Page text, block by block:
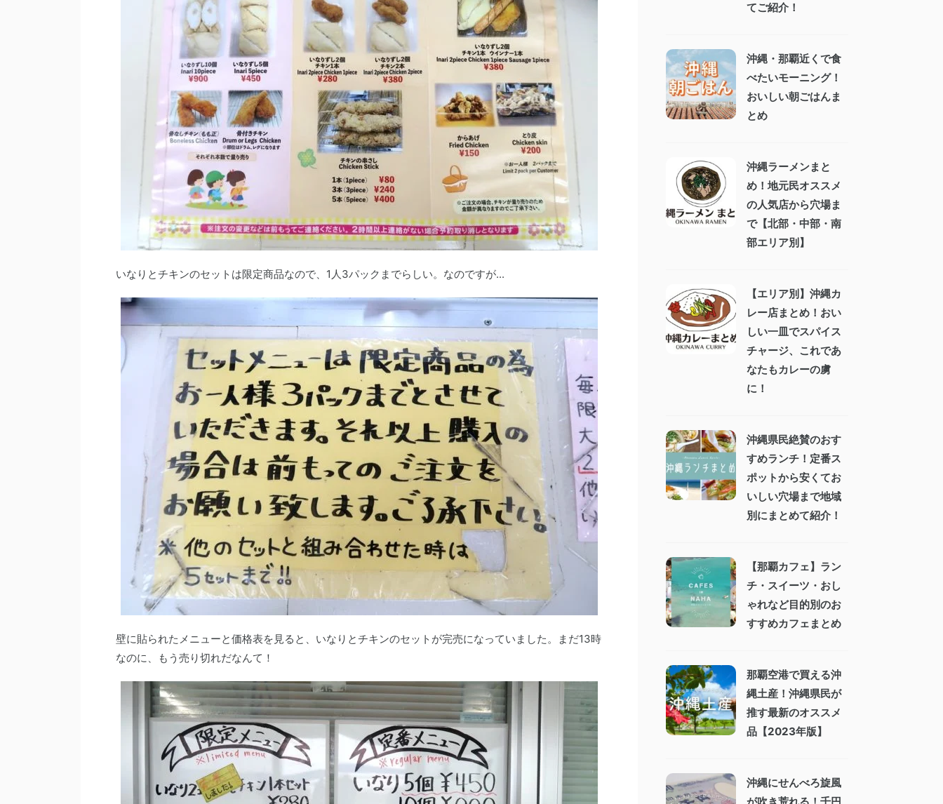
いなりとチキンのセットは限定商品なので、1人3パックまでらしい。なのですが...
壁に貼られたメニューと価格表を見ると、いなりとチキンのセットが完売になっていました。まだ13時
なのに、もう売り切れだなんて！
てご紹介！
沖縄・那覇近くで食
べたいモーニング！
おいしい朝ごはんま
とめ
沖縄ラーメンまと
め！地元民オススメ
の人気店から穴場ま
で【北部・中部・南
部エリア別】
【エリア別】沖縄カ
レー店まとめ！おい
しい一皿でスパイス
チャージ、これであ
なたもカレーの虜
に！
沖縄県民絶賛のおす
すめランチ！定番ス
ポットから安くてお
いしい穴場まで地域
別にまとめて紹介！
【那覇カフェ】ラン
チ・スイーツ・おし
ゃれなど目的別のお
すすめカフェまとめ
那覇空港で買える沖
縄土産！沖縄県民が
推す最新のオススメ
品【2023年版】
沖縄にせんべろ旋風